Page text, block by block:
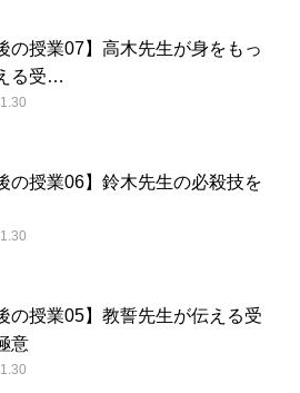
の授業07】高木先生が身をもっ
る受…
の授業06】鈴木先生の必殺技を
の授業05】教誓先生が伝える受
意